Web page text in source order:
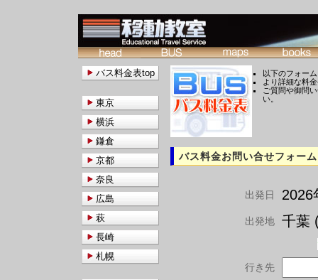
以下のフォー
より詳細な料
ご質問や御問
い。
バス料金お問い合せフォーム
出発日 2026
出発地 千葉
行き先
バス料金表top
東京
横浜
鎌倉
京都
奈良
広島
萩
長崎
札幌